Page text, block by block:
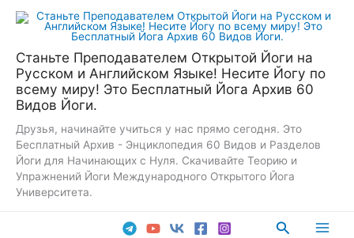
Перейти
Станьте Преподавателем Открытой Йоги на
Русском и Английском Языке! Несите Йогу по
всему миру! Это Бесплатный Йога Архив 60
Видов Йоги.
Друзья, начинайте учиться у нас прямо сегодня. Это
Бесплатный Архив - Энциклопедия 60 Видов и Разделов
Йоги для Начинающих с Нуля. Скачивайте Теорию и
Упражнений Йоги Международного Открытого Йога
Университета.
Поиск